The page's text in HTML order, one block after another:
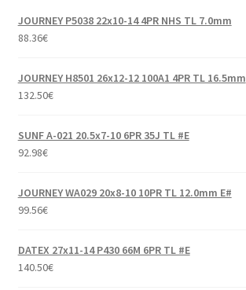
JOURNEY P5038 22x10-14 4PR NHS TL 7.0mm
88.36€
JOURNEY H8501 26x12-12 100A1 4PR TL 16.5mm
132.50€
SUNF A-021 20.5x7-10 6PR 35J TL #E
92.98€
JOURNEY WA029 20x8-10 10PR TL 12.0mm E#
99.56€
DATEX 27x11-14 P430 66M 6PR TL #E
140.50€